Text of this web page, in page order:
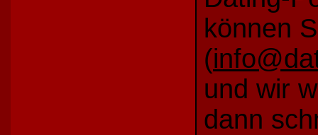
können S
(
und wir
dann